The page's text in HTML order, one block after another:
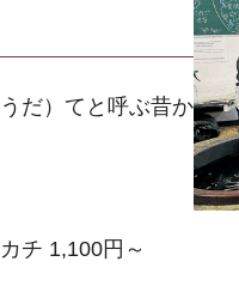
だ）てと呼ぶ昔か
チ 1,100円～